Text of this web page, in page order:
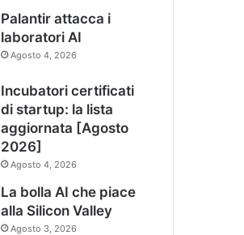
Palantir attacca i
laboratori AI
Agosto 4, 2026
Incubatori certificati
di startup: la lista
aggiornata [Agosto
2026]
Agosto 4, 2026
La bolla AI che piace
alla Silicon Valley
Agosto 3, 2026